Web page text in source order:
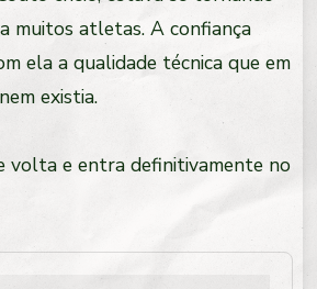
muitos atletas. A confiança
ela a qualidade técnica que em
existia.
volta e entra definitivamente no